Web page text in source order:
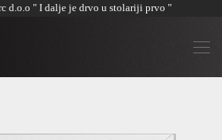
d.o.o " I dalje je drvo u stolariji prvo "